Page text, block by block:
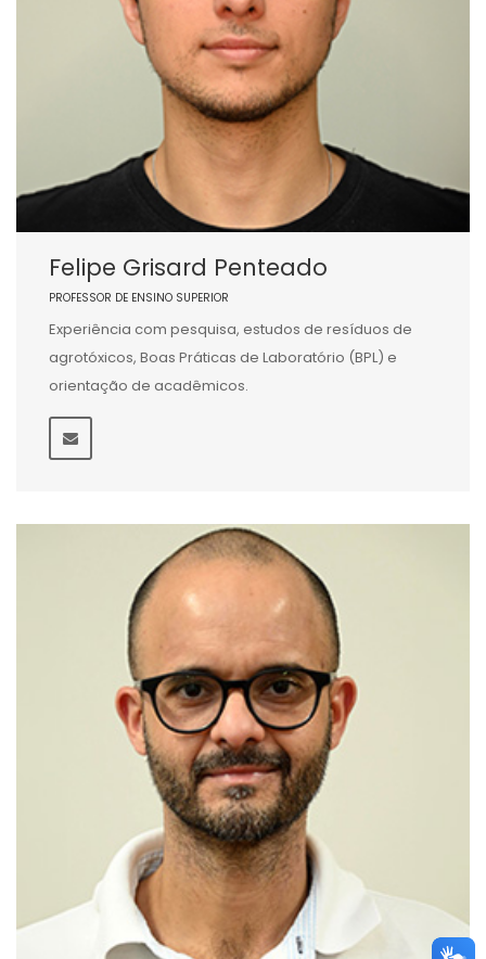
Felipe Grisard Penteado
PROFESSOR DE ENSINO SUPERIOR
Experiência com pesquisa, estudos de resíduos de
agrotóxicos, Boas Práticas de Laboratório (BPL) e
orientação de acadêmicos.